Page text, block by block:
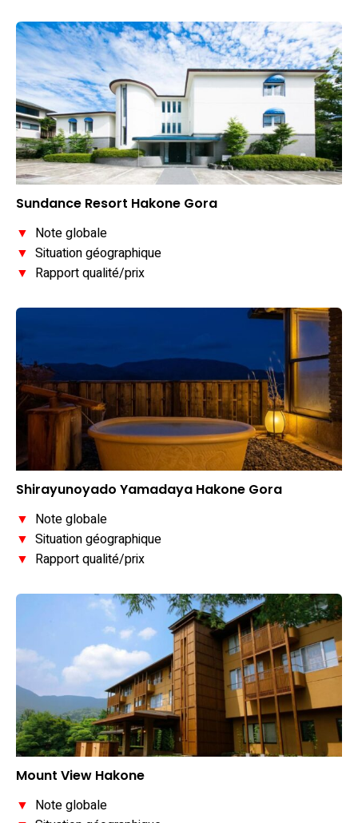
Sundance Resort Hakone Gora
▼ Note globale
▼ Situation géographique
▼ Rapport qualité/prix
Shirayunoyado Yamadaya Hakone Gora
▼ Note globale
▼ Situation géographique
▼ Rapport qualité/prix
Mount View Hakone
▼ Note globale